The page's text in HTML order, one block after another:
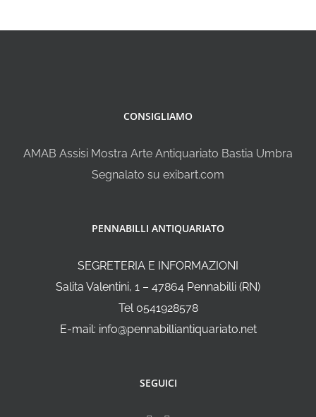
CONSIGLIAMO
AMAB Assisi Mostra Arte Antiquariato Bastia Umbra
Segnalato su exibart.com
PENNABILLI ANTIQUARIATO
SEGRETERIA E INFORMAZIONI
Salita Valentini, 1 – 47864 Pennabilli (RN)
Tel 0541928578
E-mail: info@pennabilliantiquariato.net
SEGUICI